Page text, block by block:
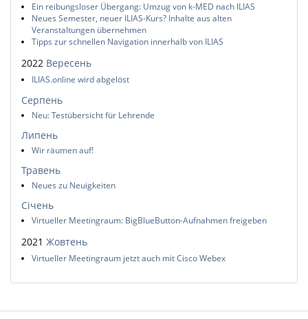
Ein reibungsloser Übergang: Umzug von k-MED nach ILIAS
Neues Semester, neuer ILIAS-Kurs? Inhalte aus alten
Veranstaltungen übernehmen
Tipps zur schnellen Navigation innerhalb von ILIAS
2022 Вересень
ILIAS.online wird abgelöst
Серпень
Neu: Testübersicht für Lehrende
Липень
Wir räumen auf!
Травень
Neues zu Neuigkeiten
Січень
Virtueller Meetingraum: BigBlueButton-Aufnahmen freigeben
2021 Жовтень
Virtueller Meetingraum jetzt auch mit Cisco Webex